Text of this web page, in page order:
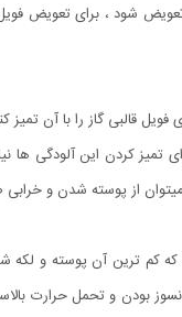
تعویض شود ، برای تعویض
گاز را با آن تمیز
کردن این آلودگی ها
کم ترین آن پوسته و لکه
بودن و تحمل حرارت